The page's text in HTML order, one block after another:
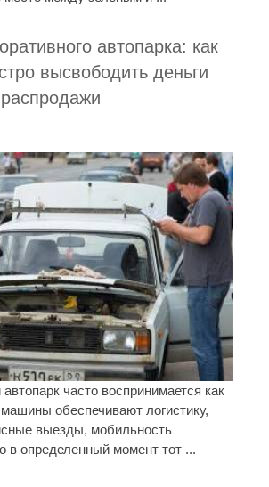
автопарка: как
высвободить деньги
часто воспринимается как
обеспечивают логистику,
выезды, мобильность
в определенный момент тот ...